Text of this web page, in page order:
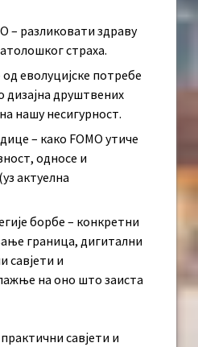
– разликовати здраву
страха.
еволуцијске потребе
друштвених
нашу несигурност.
– како FOMO утиче
односе и
актуелна
борбе – конкретни
граница, дигитални
савјети и
на оно што заиста
савјети и